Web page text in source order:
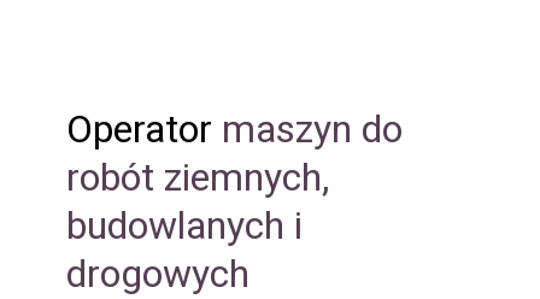
Operator maszyn do
robót ziemnych,
budowlanych i
drogowych